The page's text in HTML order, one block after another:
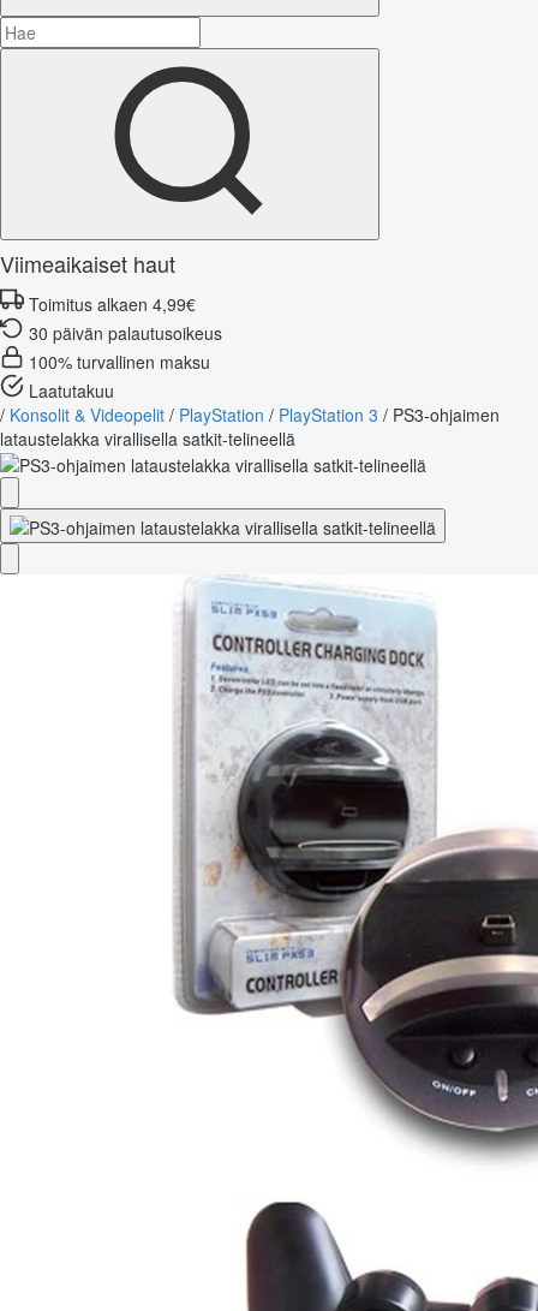
Viimeaikaiset haut
Toimitus alkaen 4,99€
30 päivän palautusoikeus
100% turvallinen maksu
Laatutakuu
/ Konsolit & Videopelit / PlayStation / PlayStation 3 / PS3-ohjaimen
lataustelakka virallisella satkit-telineellä